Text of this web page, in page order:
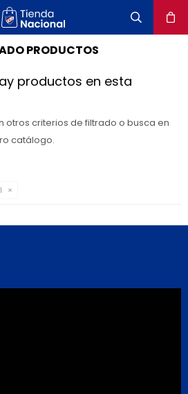
PRODUCTOS
productos en esta
otros criterios de filtrado o busca en
catálogo.